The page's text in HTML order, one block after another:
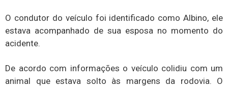
O condutor do veículo foi identificado como Albino, ele
estava acompanhado de sua esposa no momento do
acidente.
De acordo com informações o veículo colidiu com um
animal que estava solto às margens da rodovia. O